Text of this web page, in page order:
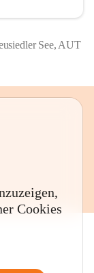
See, AUT
Cookies